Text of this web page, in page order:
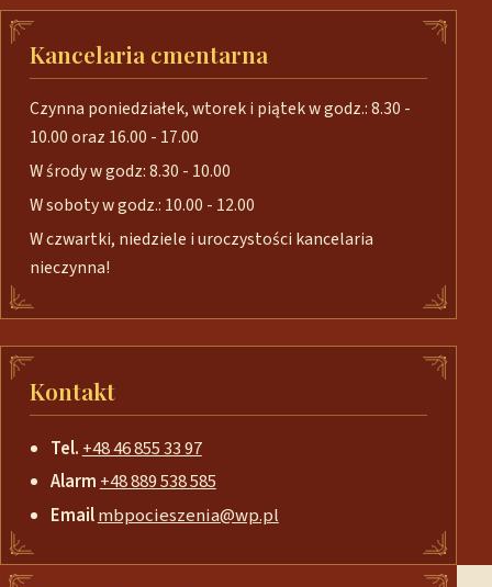
Kancelaria cmentarna
Czynna poniedziałek, wtorek i piątek w godz.: 8.30 -
10.00 oraz 16.00 - 17.00
W środy w godz: 8.30 - 10.00
W soboty w godz.: 10.00 - 12.00
W czwartki, niedziele i uroczystości kancelaria
nieczynna!
Kontakt
Tel. +48 46 855 33 97
Alarm+48 889 538 585
Emailmbpocieszenia@wp.pl